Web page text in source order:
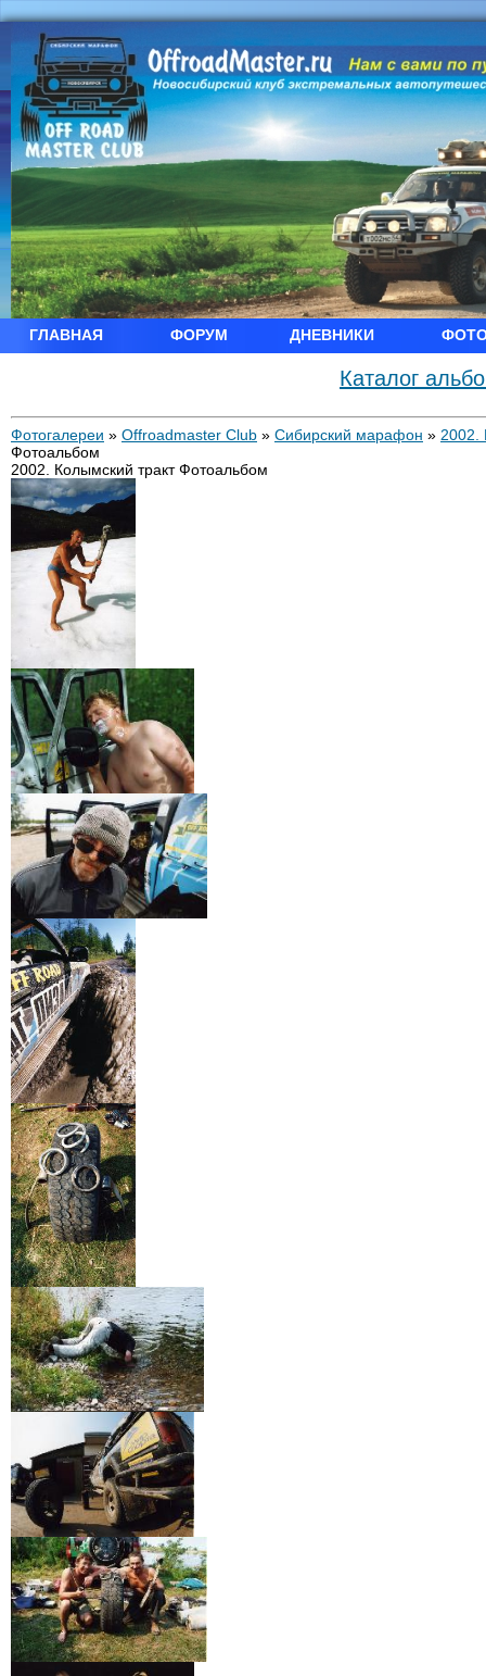
ГЛАВНАЯ ФОРУМ ДНЕВНИКИ
Каталог
Фотогалереи » Offroadmaster Club » Сибирский марафон » 2002.
Фотоальбом
2002. Колымский тракт Фотоальбом